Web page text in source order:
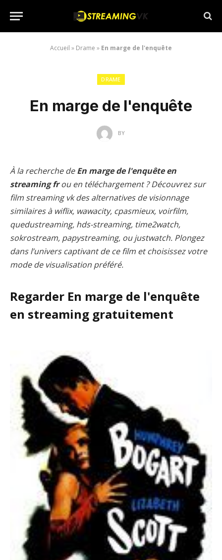
Accueil » Drame » En marge de l'enquête
DRAME
En marge de l'enquête
BY
À la recherche deEn marge de l'enquête en
streaming frou en téléchargement ? Découvrez sur
film streaming vk des alternatives de visionnage
similaires à wiflix, wawacity, cpasmieux, voirfilm,
quedustreaming, hds-streaming, time2watch,
sokrostream, papystreaming, ou justwatch. Plongez
dans l’univers captivant de ce film et choisissez votre
mode de visualisation préféré.
Regarder En marge de l'enquête
en streaming gratuitement